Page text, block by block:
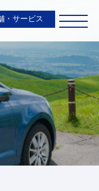
・サービス